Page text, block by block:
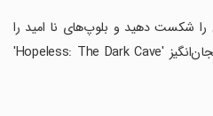
را شکست دهید و بلوپ‌های نا امید را
نجات دهید. بلافاصله در دنیای هیجان‌انگیز 'Hopeless: The Dark Cave'